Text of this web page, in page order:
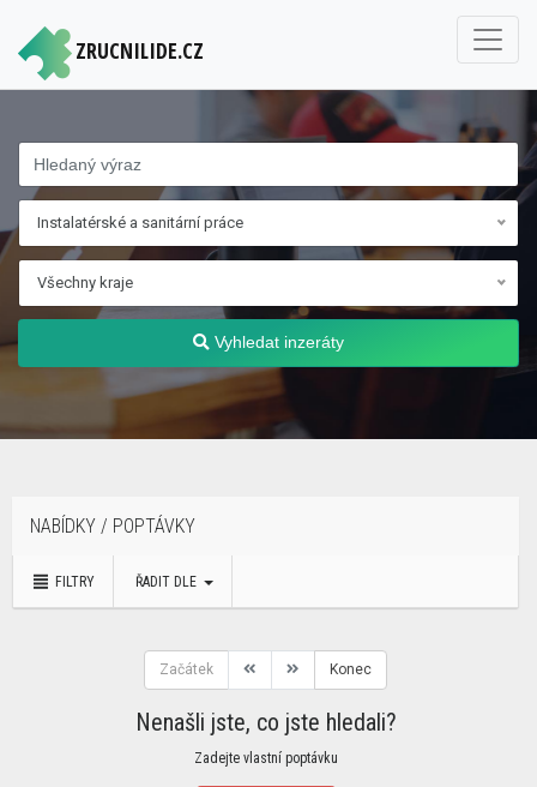
ZRUCNILIDE.CZ
Instalatérské a sanitární práce
Všechny kraje
Vyhledat inzeráty
NABÍDKY / POPTÁVKY
FILTRY ŘADIT DLE
Začátek Konec
Nenašli jste, co jste hledali?
Zadejte vlastní poptávku